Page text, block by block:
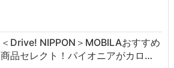
＜Drive! NIPPON＞MOBILAおすすめ
商品セレクト！パイオニアがカロ…